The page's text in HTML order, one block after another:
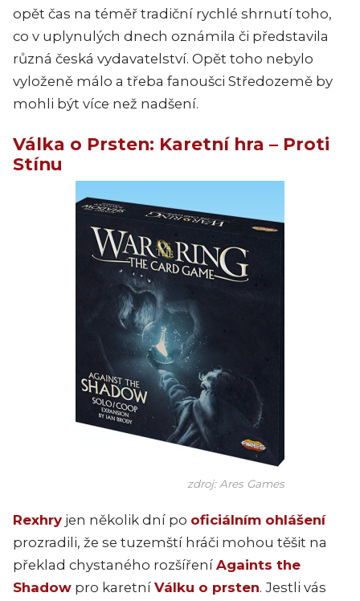
opět čas na téměř tradiční rychlé shrnutí toho,
co v uplynulých dnech oznámila či představila
různá česká vydavatelství. Opět toho nebylo
vyloženě málo a třeba fanoušci Středozemě by
mohli být více než nadšení.
Válka o Prsten: Karetní hra – Proti
Stínu
zdroj: Ares Games
Rexhry jen několik dní po oficiálním ohlášení
prozradili, že se tuzemští hráči mohou těšit na
překlad chystaného rozšíření Againts the
Shadow pro karetní Válku o prsten. Jestli vás